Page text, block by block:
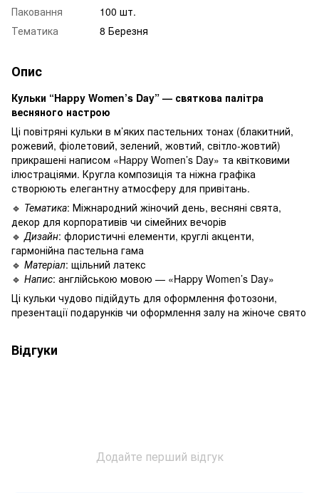
Паковання
100 шт.
Тематика
8 Березня
Опис
Кульки “Happy Women’s Day” — святкова палітра
весняного настрою
Ці повітряні кульки в м’яких пастельних тонах (блакитний,
рожевий, фіолетовий, зелений, жовтий, світло-жовтий)
прикрашені написом «Happy Women’s Day» та квітковими
ілюстраціями. Кругла композиція та ніжна графіка
створюють елегантну атмосферу для привітань.
🔹 Тематика: Міжнародний жіночий день, весняні свята,
декор для корпоративів чи сімейних вечорів
🔹 Дизайн: флористичні елементи, круглі акценти,
гармонійна пастельна гама
🔹 Матеріал: щільний латекс
🔹 Напис: англійською мовою — «Happy Women’s Day»
Ці кульки чудово підійдуть для оформлення фотозони,
презентації подарунків чи оформлення залу на жіноче свято
Відгуки
Додайте перший відгук